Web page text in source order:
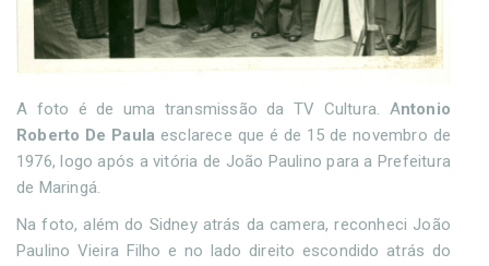
A foto é de uma transmissão da TV Cultura. Antonio
Roberto De Paula esclarece que é de 15 de novembro de
1976, logo após a vitória de João Paulino para a Prefeitura
de Maringá.
Na foto, além do Sidney atrás da camera, reconheci João
Paulino Vieira Filho e no lado direito escondido atrás do